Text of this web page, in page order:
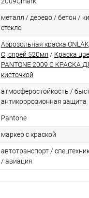
металл / дерево / бетон /
стекло
Аэрозольная краска
C, спрей 520мл / Краска
PANTONE 2009 C КРАСКА
кисточкой
атмосферостойкоcть /
антикоррозионная защита
Pantone
маркер с краской
автотранспорт /
/ авиация